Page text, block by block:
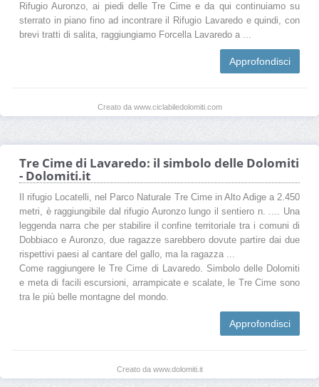
Rifugio Auronzo, ai piedi delle Tre Cime e da qui continuiamo su
sterrato in piano fino ad incontrare il Rifugio Lavaredo e quindi, con
brevi tratti di salita, raggiungiamo Forcella Lavaredo a ...
Approfondisci
Creato da www.ciclabiledolomiti.com
Tre Cime di Lavaredo: il simbolo delle Dolomiti
- Dolomiti.it
Il rifugio Locatelli, nel Parco Naturale Tre Cime in Alto Adige a 2.450
metri, è raggiungibile dal rifugio Auronzo lungo il sentiero n. .... Una
leggenda narra che per stabilire il confine territoriale tra i comuni di
Dobbiaco e Auronzo, due ragazze sarebbero dovute partire dai due
rispettivi paesi al cantare del gallo, ma la ragazza ...
Come raggiungere le Tre Cime di Lavaredo. Simbolo delle Dolomiti
e meta di facili escursioni, arrampicate e scalate, le Tre Cime sono
tra le più belle montagne del mondo.
Approfondisci
Creato da www.dolomiti.it